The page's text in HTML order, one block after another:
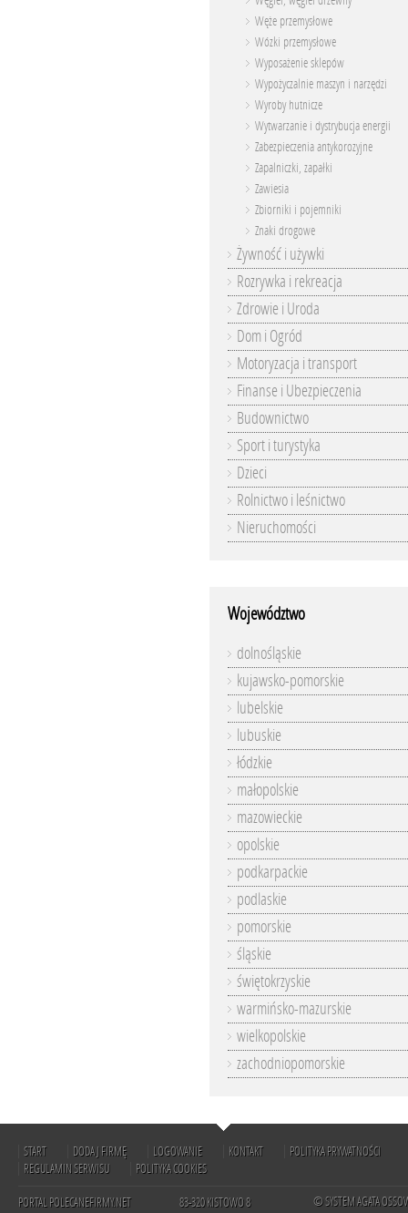
Węże przemysłowe
Wózki przemysłowe
Wyposażenie sklepów
Wypożyczalnie maszyn i narzędzi
Wyroby hutnicze
Wytwarzanie i dystrybucja energii
Zabezpieczenia antykorozyjne
Zapalniczki, zapałki
Zawiesia
Zbiorniki i pojemniki
Znaki drogowe
Żywność i używki
Rozrywka i rekreacja
Zdrowie i Uroda
Dom i Ogród
Motoryzacja i transport
Finanse i Ubezpieczenia
Budownictwo
Sport i turystyka
Dzieci
Rolnictwo i leśnictwo
Nieruchomości
Województwo
dolnośląskie
kujawsko-pomorskie
lubelskie
lubuskie
łódzkie
małopolskie
mazowieckie
opolskie
podkarpackie
podlaskie
pomorskie
śląskie
świętokrzyskie
warmińsko-mazurskie
wielkopolskie
zachodniopomorskie
START DODAJ FIRMĘ LOGOWANIE KONTAKT
POLITYKA PRYWATNOŚCI
REGULAMIN SERWISU
POLITYKA COOKIES
PORTAL POLECANEFIRMY.NET 83-320 KISTOWO 8 © SYSTEM AGATA